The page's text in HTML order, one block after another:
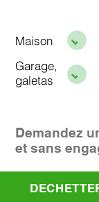
Maison
Garage,
galetas
Demandez
et sans